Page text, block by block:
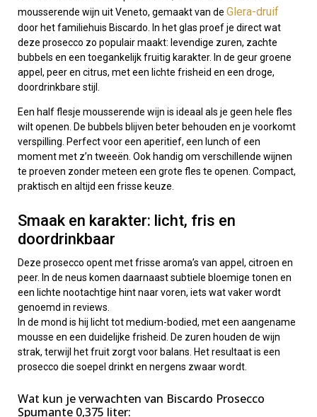
mousserende wijn uit Veneto, gemaakt van de Glera-druif
door het familiehuis Biscardo. In het glas proef je direct wat
deze prosecco zo populair maakt: levendige zuren, zachte
bubbels en een toegankelijk fruitig karakter. In de geur groene
appel, peer en citrus, met een lichte frisheid en een droge,
doordrinkbare stijl.
Een half flesje mousserende wijn is ideaal als je geen hele fles
wilt openen. De bubbels blijven beter behouden en je voorkomt
verspilling. Perfect voor een aperitief, een lunch of een
moment met z’n tweeën. Ook handig om verschillende wijnen
te proeven zonder meteen een grote fles te openen. Compact,
praktisch en altijd een frisse keuze.
Smaak en karakter: licht, fris en
doordrinkbaar
Deze prosecco opent met frisse aroma’s van appel, citroen en
peer. In de neus komen daarnaast subtiele bloemige tonen en
een lichte nootachtige hint naar voren, iets wat vaker wordt
genoemd in reviews.
In de mond is hij licht tot medium-bodied, met een aangename
mousse en een duidelijke frisheid. De zuren houden de wijn
strak, terwijl het fruit zorgt voor balans. Het resultaat is een
prosecco die soepel drinkt en nergens zwaar wordt.
Wat kun je verwachten van Biscardo Prosecco
Spumante 0,375 liter: